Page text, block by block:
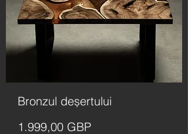
Bronzul deșertului
Preț
1.999,00 GBP